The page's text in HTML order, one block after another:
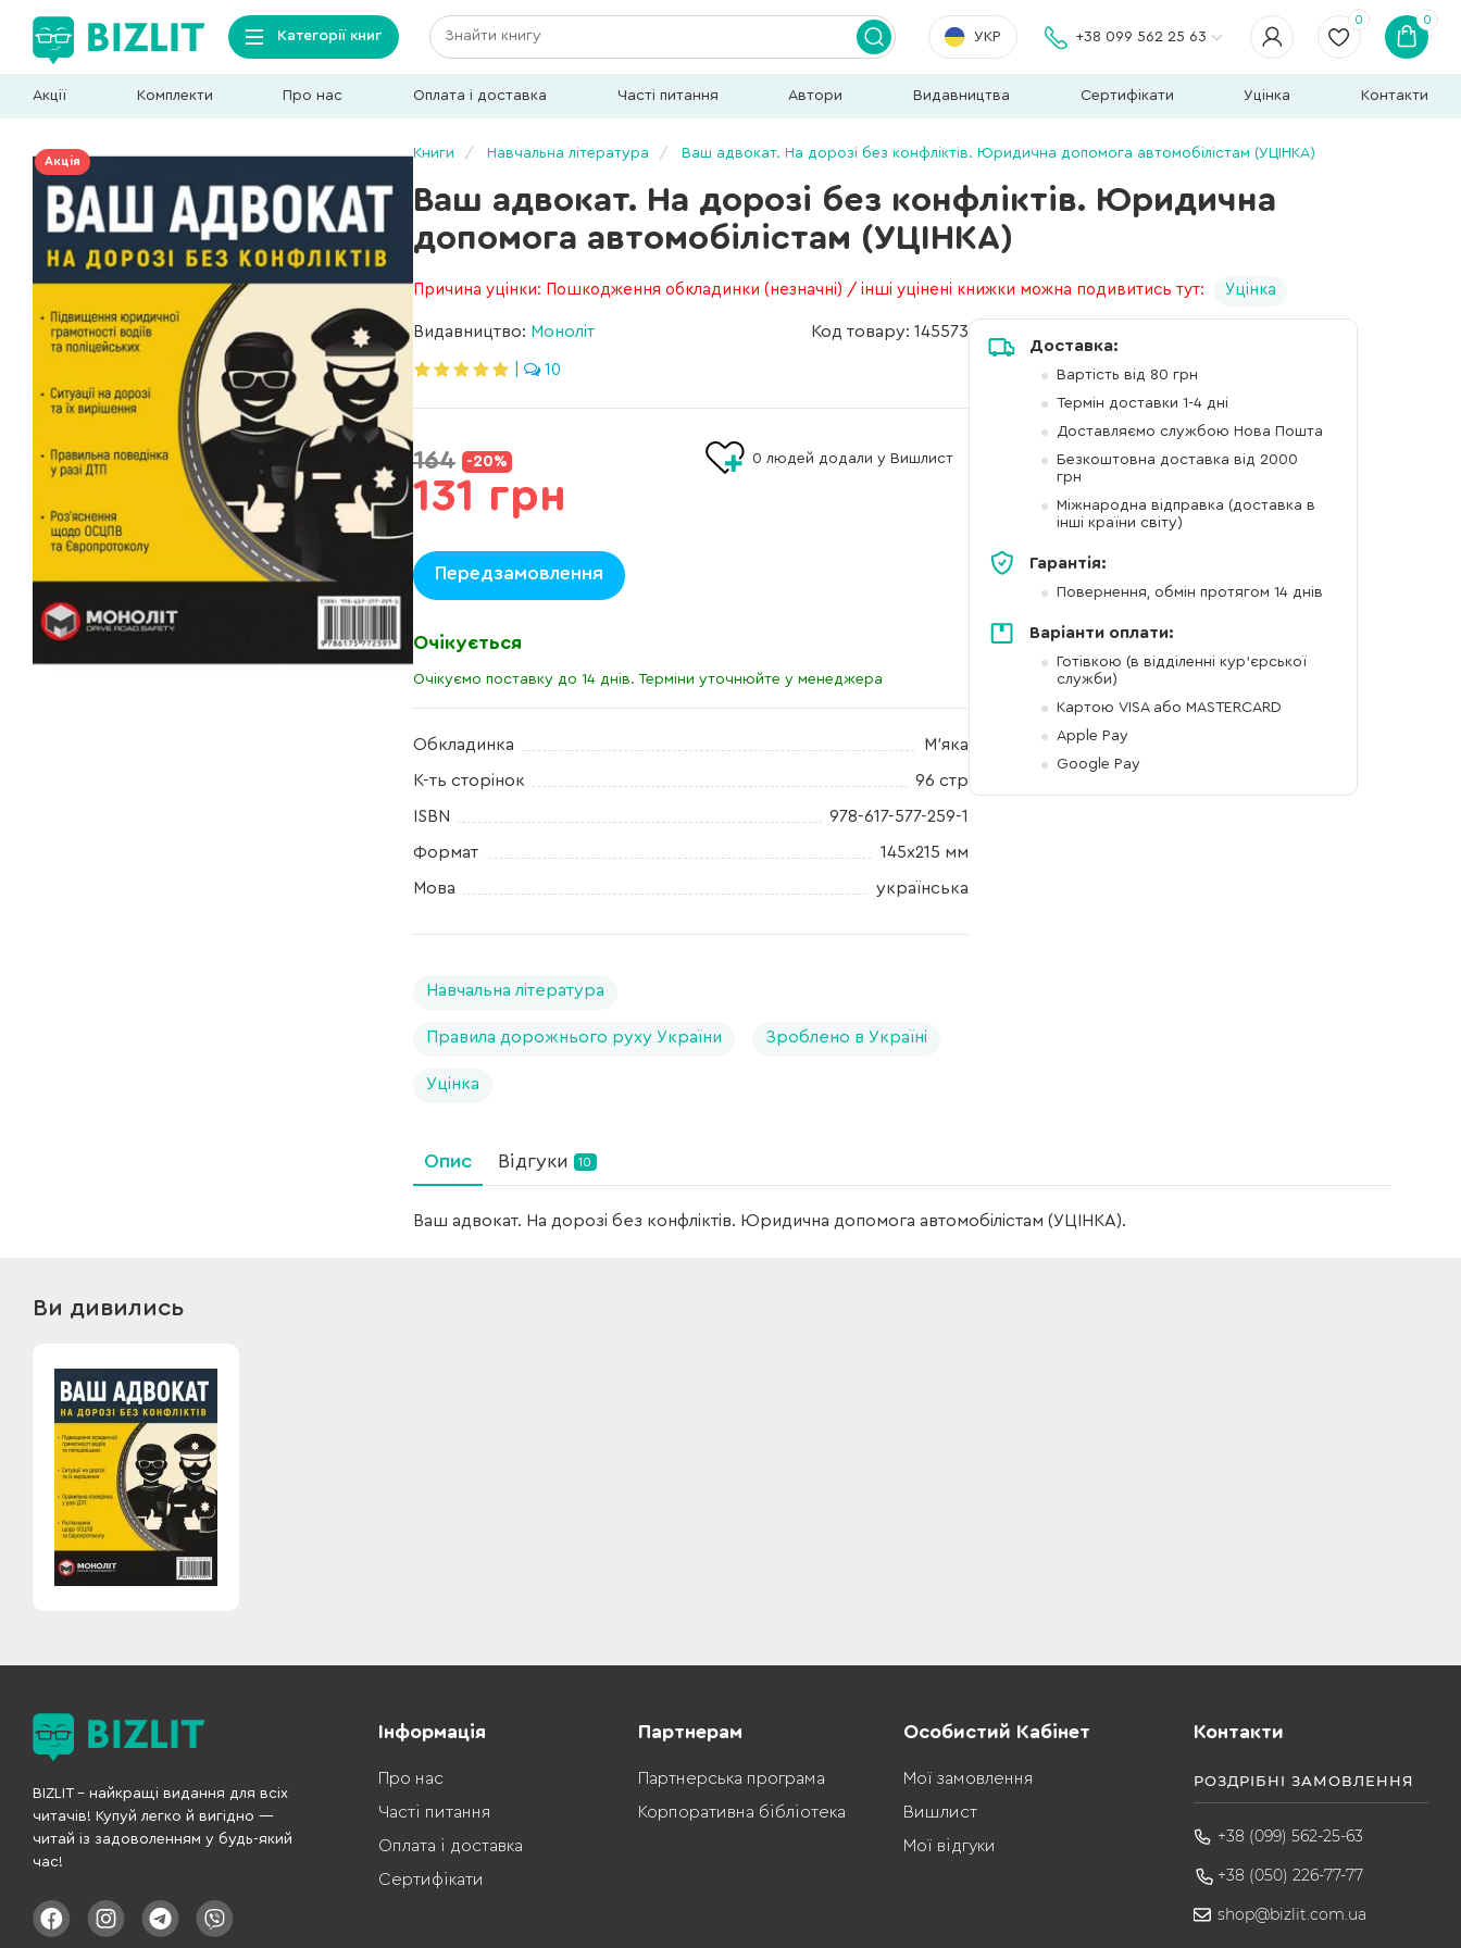
Категорії книг УКР +38 099 562 25 63
0 0
Акції Комплекти Про нас Оплата і доставка Часті питання Автори Видавництва Сертифікати Уцінка Контакти
Акція Книги Навчальна література Ваш адвокат. На дорозі без конфліктів. Юридична допомога автомобілістам (УЦІНКА)
Ваш адвокат. На дорозі без конфліктів. Юридична
допомога автомобілістам (УЦІНКА)
Причина уцінки: Пошкодження обкладинки (незначні) / інші уцінені книжки можна подивитись тут: Уцінка
Видавництво: Моноліт
10
Код товару: 145573
164 -20%
131 грн
Передзамовлення
0 людей додали у Вишлист
Очікується
Очікуємо поставку до 14 днів. Терміни уточнюйте у менеджера
Обкладинка М'яка
К-ть сторінок 96 стр
ISBN 978-617-577-259-1
Формат 145х215 мм
Мова українська
Навчальна література
Правила дорожнього руху України Зроблено в Україні
Уцінка
Доставка:
Вартість від 80 грн
Термін доставки 1-4 дні
Доставляємо службою Нова Пошта
Безкоштовна доставка від 2000
грн
Міжнародна відправка (доставка в
інші країни світу)
Гарантія:
Повернення, обмін протягом 14 днів
Варіанти оплати:
Готівкою (в відділенні кур'єрської
служби)
Картою VISA або MASTERCARD
Apple Pay
Google Pay
Опис Відгуки 10
Ваш адвокат. На дорозі без конфліктів. Юридична допомога автомобілістам (УЦІНКА).
Ви дивились
BIZLIT – найкращі видання для всіх
читачів! Купуй легко й вигідно —
читай із задоволенням у будь-який
час!
Інформація
Про нас
Часті питання
Оплата і доставка
Сертифікати
Партнерам
Партнерська програма
Корпоративна бібліотека
Особистий Кабінет
Мої замовлення
Вишлист
Мої відгуки
Контакти
РОЗДРІБНІ ЗАМОВЛЕННЯ
+38 (099) 562-25-63
+38 (050) 226-77-77
shop@bizlit.com.ua